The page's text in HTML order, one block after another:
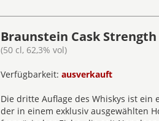
Braunstein Cask Strength
(50 cl, 62,3% vol)
Verfügbarkeit: ausverkauft
Die dritte Auflage des Whiskys ist
der in einem exklusiv ausgewählten